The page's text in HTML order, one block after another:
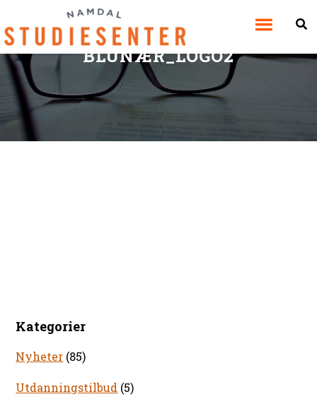
BLUNÆR_LOGO2
Kategorier
Nyheter (85)
Utdanningstilbud (5)